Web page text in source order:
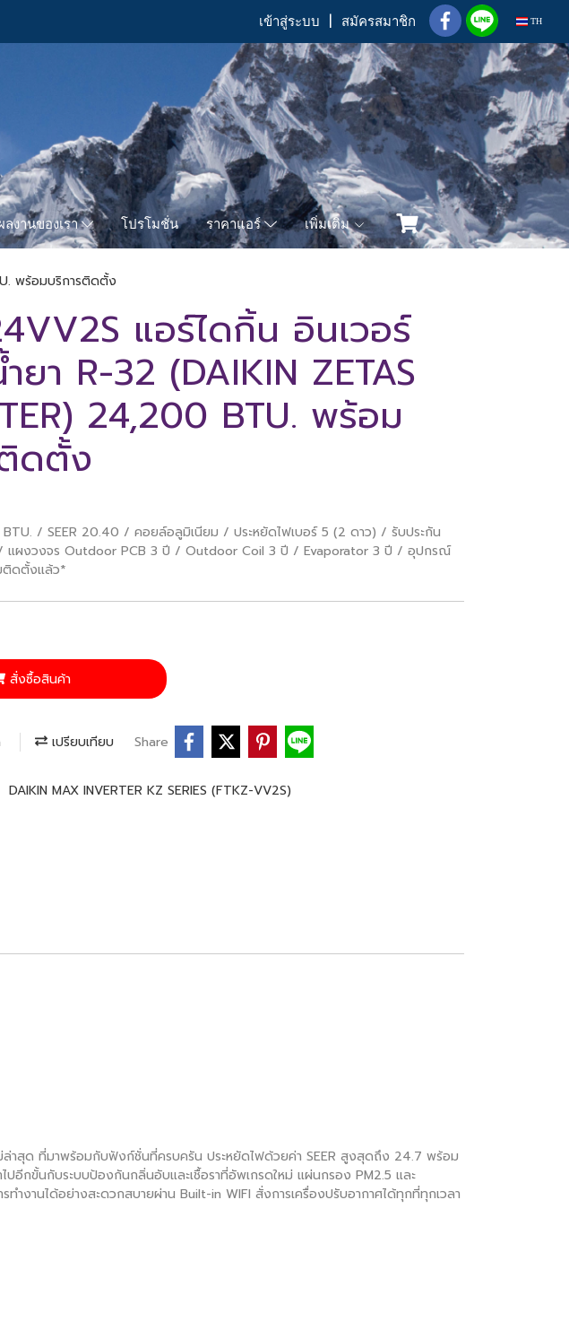
เข้าสู่ระบบ สมัครสมาชิก TH
ลงานของเรา โปรโมชั่น ราคาแอร์ เพิ่มเติม
พร้อมบริการติดตั้ง
แอร์ไดกิ้น อินเวอร์
ยา R-32 (DAIKIN ZETAS
24,200 BTU. พร้อม
ดตั้ง
/ SEER 20.40 / คอยล์อลูมิเนียม / ประหยัดไฟเบอร์ 5 (2 ดาว) / รับประกัน
แผงวงจร Outdoor PCB 3 ปี / Outdoor Coil 3 ปี / Evaporator 3 ปี / อุปกรณ์
ติดตั้งแล้ว*
สั่งซื้อสินค้า
เปรียบเทียบ Share
DAIKIN MAX INVERTER KZ SERIES (FTKZ-VV2S)
ล่าสุด ที่มาพร้อมกับฟังก์ชั่นที่ครบครัน ประหยัดไฟด้วยค่า SEER สูงสุดถึง 24.7 พร้อม
ปอีกขั้นกับระบบป้องกันกลิ่นอับและเชื้อราที่อัพเกรดใหม่ แผ่นกรอง PM2.5 และ
านได้อย่างสะดวกสบายผ่าน Built-in WIFI สั่งการเครื่องปรับอากาศได้ทุกที่ทุกเวลา